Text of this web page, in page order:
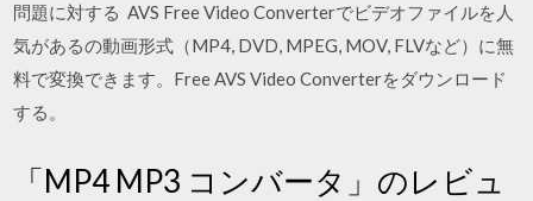
問題に対する AVS Free Video Converterでビデオファイルを人
気があるの動画形式（MP4, DVD, MPEG, MOV, FLVなど）に無
料で変換できます。Free AVS Video Converterをダウンロード
する。
‎「MP4 MP3 コンバータ」のレビュ